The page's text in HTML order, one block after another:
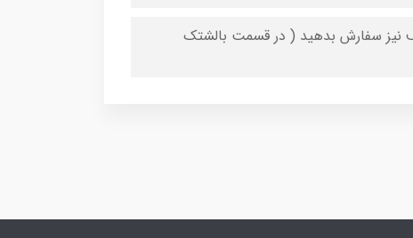
نیز سفارش بدهید ( در قسمت بالشتک